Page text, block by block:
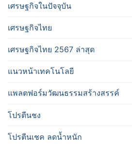
เศรษฐกิจในปัจจุบัน
เศรษฐกิจไทย
เศรษฐกิจไทย 2567 ล่าสุด
แนวหน้าเทคโนโลยี
แพลตฟอร์มวัฒนธรรมสร้างสรรค์
โปรตีนชง
โปรตีนเชค ลดน้ำหนัก